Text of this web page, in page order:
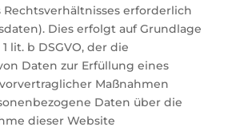
erforderlich
Dies erfolgt auf Grundlage
lit. b DSGVO, der die
Daten zur Erfüllung eines
Maßnahmen
Daten über die
dieser Website